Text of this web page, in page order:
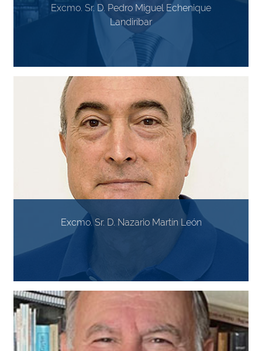
Excmo. Sr. D. Pedro Miguel Echenique
Landiríbar
Excmo. Sr. D. Nazario Martín León